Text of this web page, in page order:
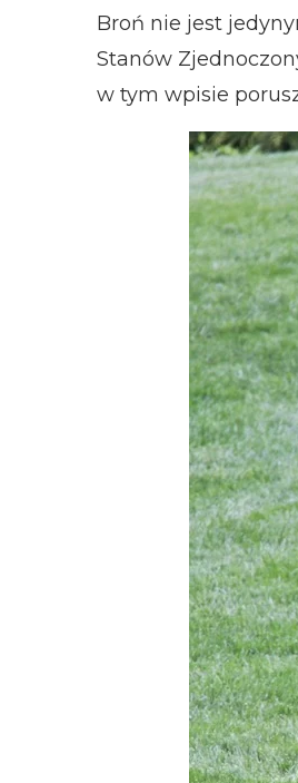
Broń nie jest
Stanów
w tym wpisie